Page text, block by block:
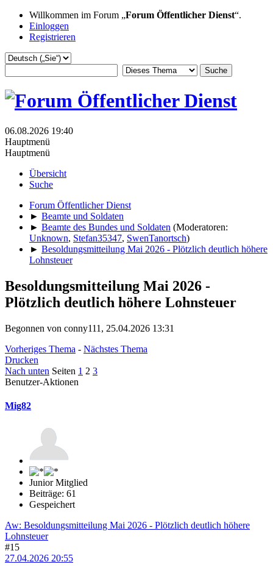
Willkommen im Forum „Forum Öffentlicher Dienst“.
Einloggen
Registrieren
06.08.2026 19:40
Hauptmenü
Hauptmenü
Übersicht
Suche
Forum Öffentlicher Dienst
► Beamte und Soldaten
► Beamte des Bundes und Soldaten (Moderatoren:
Unknown, Stefan35347, SwenTanortsch)
► Besoldungsmitteilung Mai 2026 - Plötzlich deutlich höhere
Lohnsteuer
Besoldungsmitteilung Mai 2026 -
Plötzlich deutlich höhere Lohnsteuer
Begonnen von conny111, 25.04.2026 13:31
Vorheriges Thema - Nächstes Thema
Drucken
Nach unten Seiten 1 2 3
Benutzer-Aktionen
Mig82
Junior Mitglied
Beiträge: 61
Gespeichert
Aw: Besoldungsmitteilung Mai 2026 - Plötzlich deutlich höhere
Lohnsteuer
#15
27.04.2026 20:55